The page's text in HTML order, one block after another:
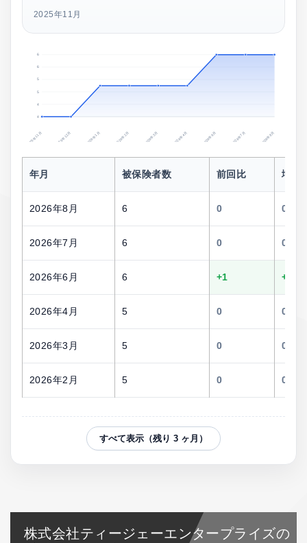
2025年11月
6
6
5
5
4
4
2025年11月 2025年12月 2026年1月 2026年2月 2026年3月 2026年4月 2026年6月 2026年7月 2026年8月
年月 被保険者数 前回比 増減
2026年8月 6 0 0.0%
2026年7月 6 0 0.0%
2026年6月 6 +1
2026年4月 5 0 0.0%
2026年3月 5 0 0.0%
2026年2月 5 0 0.0%
すべて表示（残り 3 ヶ月）
株式会社ティージェーエンタープライズの